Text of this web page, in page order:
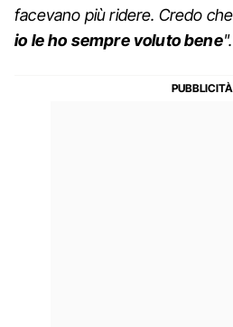
facevano più ridere. Credo
io le ho sempre voluto bene".